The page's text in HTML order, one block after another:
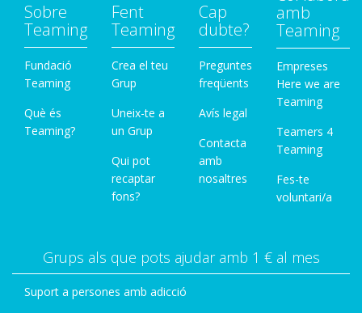
Sobre
Teaming
Fundació
Teaming
Què és
Teaming?
Fent
Teaming
Crea el teu
Grup
Uneix-te a
un Grup
Qui pot
recaptar
fons?
Cap
dubte?
Preguntes
freqüents
Avís legal
Contacta
amb
nosaltres
amb
Teaming
Empreses
Here we are
Teaming
Teamers 4
Teaming
Fes-te
voluntari/a
Grups als que pots ajudar amb 1 € al mes
Suport a persones amb adicció